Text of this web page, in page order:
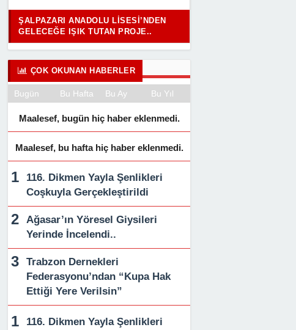
ŞALPAZARI ANADOLU LISESI’NDEN
GELECEĞE IŞIK TUTAN PROJE..
ÇOK OKUNAN HABERLER
Bugün Bu Hafta Bu Ay Bu Yıl
Maalesef, bugün hiç haber eklenmedi.
Maalesef, bu hafta hiç haber eklenmedi.
116. Dikmen Yayla Şenlikleri
Coşkuyla Gerçekleştirildi
Ağasar’ın Yöresel Giysileri
Yerinde İncelendi..
Trabzon Dernekleri
Federasyonu’ndan “Kupa Hak
Ettiği Yere Verilsin”
116. Dikmen Yayla Şenlikleri